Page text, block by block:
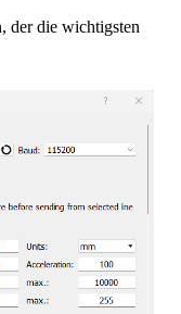
der die wichtigsten